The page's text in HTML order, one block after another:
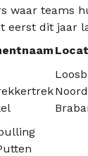
waar teams
eerst dit jaar